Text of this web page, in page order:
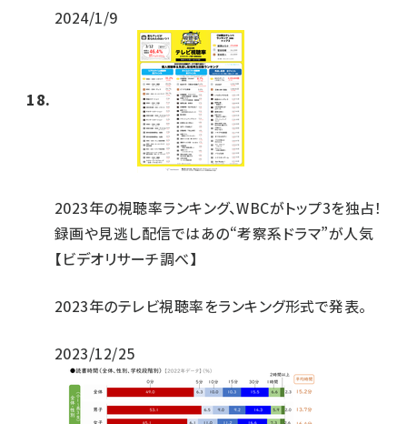
2024/1/9
2023年の視聴率ランキング、WBCがトップ3を独占！
録画や見逃し配信ではあの“考察系ドラマ”が人気
【ビデオリサーチ調べ】
2023年のテレビ視聴率をランキング形式で発表。
2023/12/25